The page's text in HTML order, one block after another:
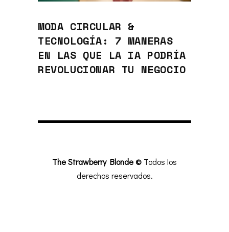
MODA CIRCULAR &
TECNOLOGÍA: 7 MANERAS
EN LAS QUE LA IA PODRÍA
REVOLUCIONAR TU NEGOCIO
The Strawberry Blonde © Todos los
derechos reservados.